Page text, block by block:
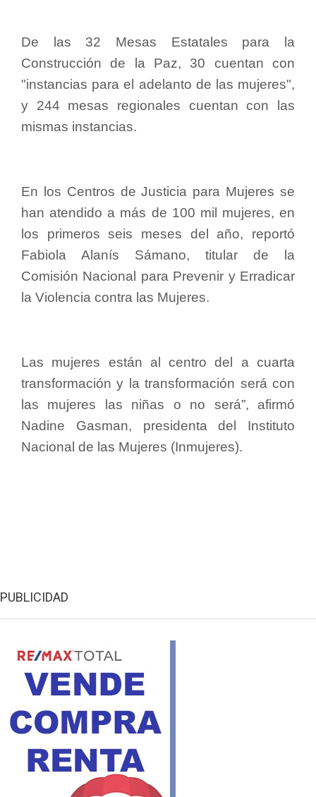
De las 32 Mesas Estatales para la
Construcción de la Paz, 30 cuentan con
"instancias para el adelanto de las mujeres",
y 244 mesas regionales cuentan con las
mismas instancias.
En los Centros de Justicia para Mujeres se
han atendido a más de 100 mil mujeres, en
los primeros seis meses del año, reportó
Fabiola Alanís Sámano, titular de la
Comisión Nacional para Prevenir y Erradicar
la Violencia contra las Mujeres.
Las mujeres están al centro del a cuarta
transformación y la transformación será con
las mujeres las niñas o no será”, afirmó
Nadine Gasman, presidenta del Instituto
Nacional de las Mujeres (Inmujeres).
PUBLICIDAD